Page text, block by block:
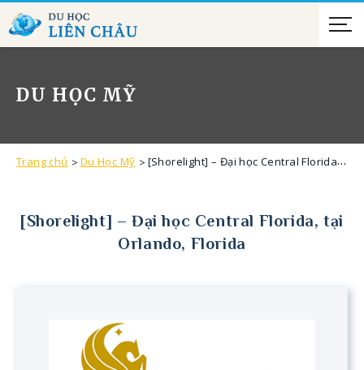
DU HỌC MỸ
Trang chủ Du Học Mỹ [Shorelight] – Đại học Central Florida, tại Orlando, Florida
[Shorelight] – Đại học Central Florida, tại
Orlando, Florida